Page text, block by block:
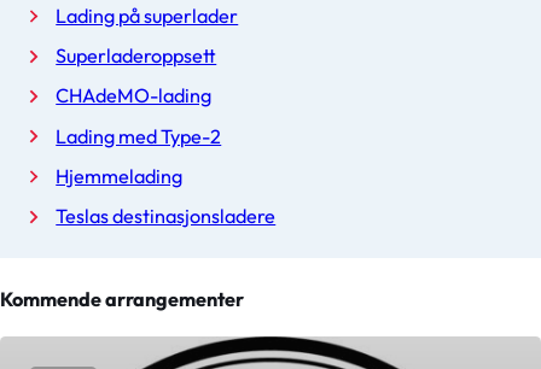
Lading på superlader
Superladeroppsett
CHAdeMO-lading
Lading med Type-2
Hjemmelading
Teslas destinasjonsladere
Kommende arrangementer